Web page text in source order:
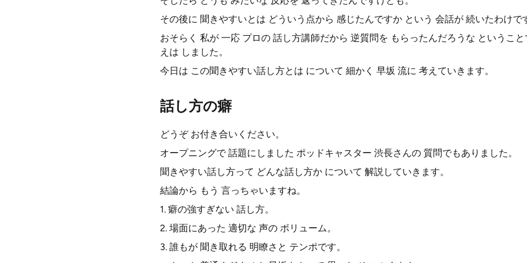
その後に 聞きやすいとは どういう点から 感じたんですか という 会話が 続いたわけで
おそらく 私が 一応 プロの 話し方講師だから 逆質問を もらったんだろうな というこ
えは しました。
今日は この聞きやすい話し方とは について 細かく 早坂 流に 考えていきます。
話し方の癖
どうぞ お付き合いください。
オープニングで 話題にしました ポッドキャスター 渋長さんの 質問でもありました。
聞きやすい話し方って どんな話し方か について 解説していきます。
結論から もう 言っちゃいますね。
1. 癖の強すぎない 話し方。
2. 場面にあった 適切な 声の ボリューム。
3. 誰もが 聞き取れる 明瞭さと テンポです。